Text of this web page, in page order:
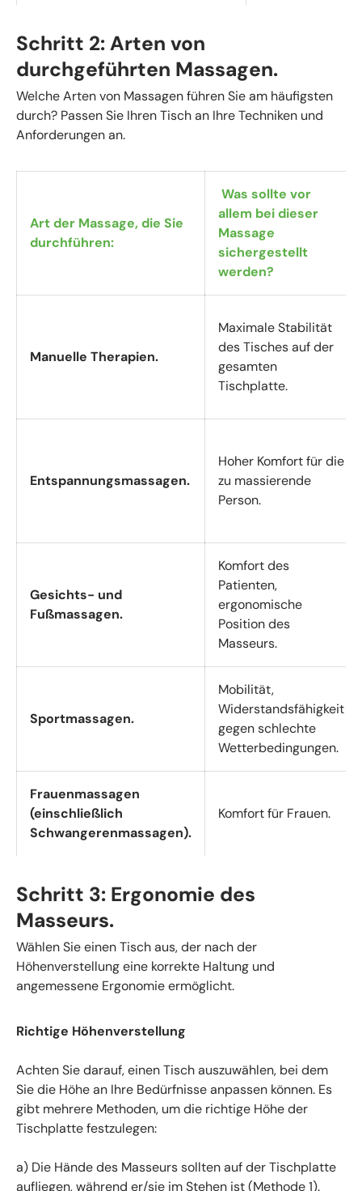
Schritt 2: Arten von
durchgeführten Massagen.
Welche Arten von Massagen führen Sie am häufigsten
durch? Passen Sie Ihren Tisch an Ihre Techniken und
Anforderungen an.
Art der Massage, die Sie
durchführen:
Was sollte vor
allem bei dieser
Massage
sichergestellt
werden?
Manuelle Therapien.
Maximale Stabilität
des Tisches auf der
gesamten
Tischplatte.
Entspannungsmassagen.
Hoher Komfort für die
zu massierende
Person.
Gesichts- und
Fußmassagen.
Komfort des
Patienten,
ergonomische
Position des
Masseurs.
Sportmassagen.
Mobilität,
Widerstandsfähigkeit
gegen schlechte
Wetterbedingungen.
Frauenmassagen
(einschließlich
Schwangerenmassagen).
Komfort für Frauen.
Schritt 3: Ergonomie des
Masseurs.
Wählen Sie einen Tisch aus, der nach der
Höhenverstellung eine korrekte Haltung und
angemessene Ergonomie ermöglicht.
Richtige Höhenverstellung
Achten Sie darauf, einen Tisch auszuwählen, bei dem
Sie die Höhe an Ihre Bedürfnisse anpassen können. Es
gibt mehrere Methoden, um die richtige Höhe der
Tischplatte festzulegen:
a) Die Hände des Masseurs sollten auf der Tischplatte
aufliegen, während er/sie im Stehen ist (Methode 1).